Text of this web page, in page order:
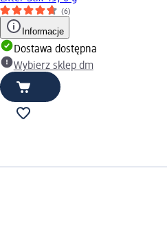
(6)
Informacje
Dostawa dostępna
Wybierz sklep dm